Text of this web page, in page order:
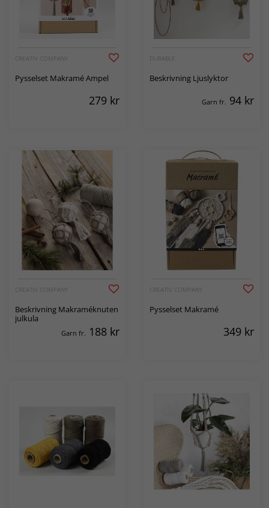
CREATIV COMPANY
Pysselset Makramé Ampel
279 kr
DURABLE
Beskrivning Ljuslyktor
Garn fr. 94 kr
CREATIV COMPANY
Beskrivning Makraméknuten
julkula
Garn fr. 188 kr
CREATIV COMPANY
Pysselset Makramé
349 kr